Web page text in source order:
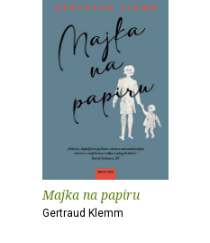
Majka na papiru
Gertraud Klemm